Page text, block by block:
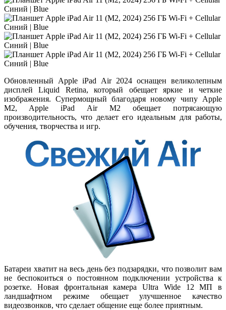
Обновленный Apple iPad Air 2024 оснащен великолепным
дисплей Liquid Retina, который обещает яркие и четкие
изображения. Супермощный благодаря новому чипу Apple
M2, Apple iPad Air M2 обещает потрясающую
производительность, что делает его идеальным для работы,
обучения, творчества и игр.
Батареи хватит на весь день без подзарядки, что позволит вам
не беспокоиться о постоянном подключении устройства к
розетке. Новая фронтальная камера Ultra Wide 12 МП в
ландшафтном режиме обещает улучшенное качество
видеозвонков, что сделает общение еще более приятным.